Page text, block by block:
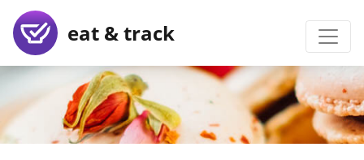
eat & track